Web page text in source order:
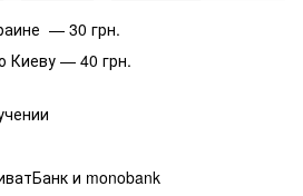
— 30 грн.
Киеву — 40 грн.
и monobank